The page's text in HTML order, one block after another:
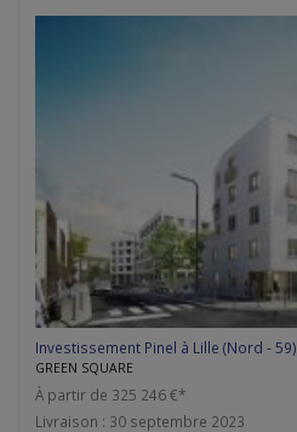
Investissement Pinel à Lille (Nord - 59)
GREEN SQUARE
À partir de 325 246 €*
Livraison : 30 septembre 2023